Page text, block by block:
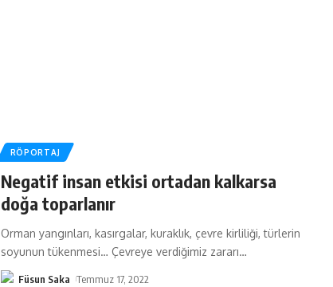
RÖPORTAJ
Negatif insan etkisi ortadan kalkarsa
doğa toparlanır
Orman yangınları, kasırgalar, kuraklık, çevre kirliliği, türlerin
soyunun tükenmesi… Çevreye verdiğimiz zararı…
Füsun Saka Temmuz 17, 2022